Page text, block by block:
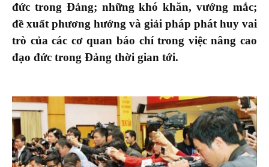
đức trong Đảng; những khó khăn, vướng mắc;
đề xuất phương hướng và giải pháp phát huy vai
trò của các cơ quan báo chí trong việc nâng cao
đạo đức trong Đảng thời gian tới.